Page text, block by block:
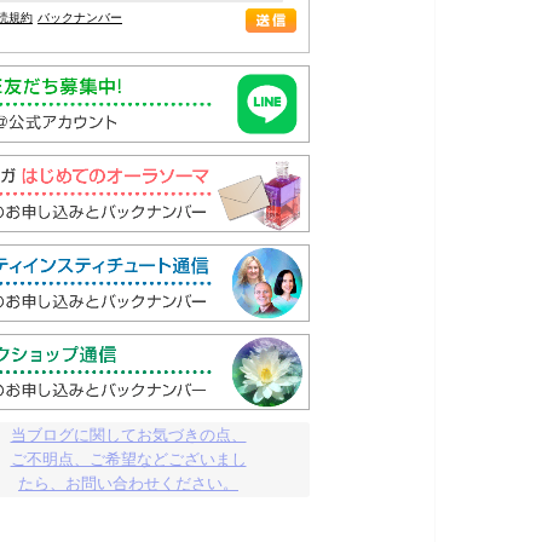
規約 バックナンバー
当ブログに関してお気づきの点、
ご不明点、ご希望などございまし
たら、お問い合わせください。